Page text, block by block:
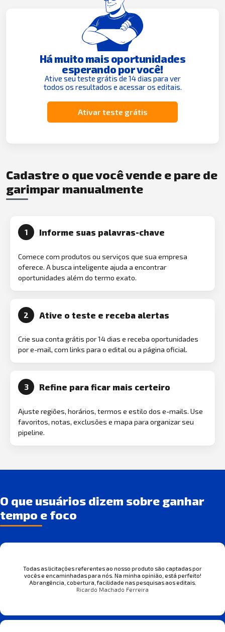
Há muito mais oportunidades
esperando por você!
Ative seu teste grátis de 14 dias para ver
todos os resultados e acessar os editais.
Ativar teste grátis
Cadastre o que você vende e pare de
garimpar manualmente
1 Informe suas palavras-chave
Comece com produtos ou serviços que sua empresa
oferece. A busca inteligente ajuda a encontrar
oportunidades além do termo exato.
2 Ative o teste e receba alertas
Crie sua conta grátis por 14 dias e receba oportunidades
por e-mail, com links para o edital ou a página oficial.
3 Refine para ficar mais certeiro
Ajuste regiões, horários, termos e estilo dos e-mails. Use
favoritos, notas, exclusões e mapa para organizar seu
pipeline.
O que usuários dizem sobre ganhar
tempo e foco
Todas as licitações referentes ao nosso produto são captadas por
vocês e encaminhadas para nós. Na minha opinião, está perfeito!
Abrangência, cobertura, facilidade nas pesquisas aos editais.
Ricardo Machado Ferreira